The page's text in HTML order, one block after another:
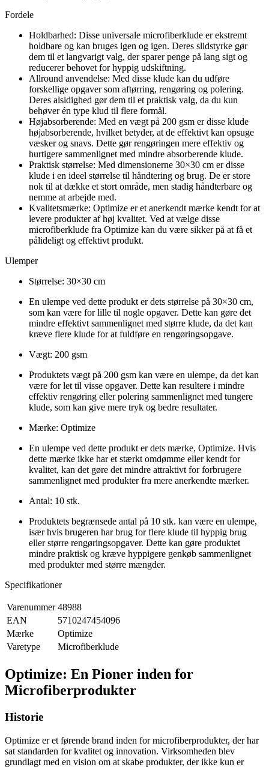
Fordele
Holdbarhed: Disse universale microfiberklude er ekstremt
holdbare og kan bruges igen og igen. Deres slidstyrke gør
dem til et langvarigt valg, der sparer penge på lang sigt og
reducerer behovet for hyppig udskiftning.
Allround anvendelse: Med disse klude kan du udføre
forskellige opgaver som aftørring, rengøring og polering.
Deres alsidighed gør dem til et praktisk valg, da du kun
behøver én type klud til flere formål.
Højabsorberende: Med en vægt på 200 gsm er disse klude
højabsorberende, hvilket betyder, at de effektivt kan opsuge
væsker og snavs. Dette gør rengøringen mere effektiv og
hurtigere sammenlignet med mindre absorberende klude.
Praktisk størrelse: Med dimensionerne 30×30 cm er disse
klude i en ideel størrelse til håndtering og brug. De er store
nok til at dække et stort område, men stadig håndterbare og
nemme at arbejde med.
Kvalitetsmærke: Optimize er et anerkendt mærke kendt for at
levere produkter af høj kvalitet. Ved at vælge disse
microfiberklude fra Optimize kan du være sikker på at få et
pålideligt og effektivt produkt.
Ulemper
Størrelse: 30×30 cm
En ulempe ved dette produkt er dets størrelse på 30×30 cm,
som kan være for lille til nogle opgaver. Dette kan gøre det
mindre effektivt sammenlignet med større klude, da det kan
kræve flere klude for at fuldføre en rengøringsopgave.
Vægt: 200 gsm
Produktets vægt på 200 gsm kan være en ulempe, da det kan
være for let til visse opgaver. Dette kan resultere i mindre
effektiv rengøring eller polering sammenlignet med tungere
klude, som kan give mere tryk og bedre resultater.
Mærke: Optimize
En ulempe ved dette produkt er dets mærke, Optimize. Hvis
dette mærke ikke har et stærkt omdømme eller kendt for
kvalitet, kan det gøre det mindre attraktivt for forbrugere
sammenlignet med produkter fra mere anerkendte mærker.
Antal: 10 stk.
Produktets begrænsede antal på 10 stk. kan være en ulempe,
især hvis brugeren har brug for flere klude til hyppig brug
eller større rengøringsopgaver. Dette kan gøre produktet
mindre praktisk og kræve hyppigere genkøb sammenlignet
med produkter med større mængder.
Specifikationer
Varenummer 48988
EAN
5710247454096
Mærke
Optimize
Varetype
Microfiberklude
Optimize: En Pioner inden for
Microfiberprodukter
Historie
Optimize er et førende brand inden for microfiberprodukter, der har
sat standarden for kvalitet og innovation. Virksomheden blev
grundlagt med en vision om at skabe produkter, der ikke kun er